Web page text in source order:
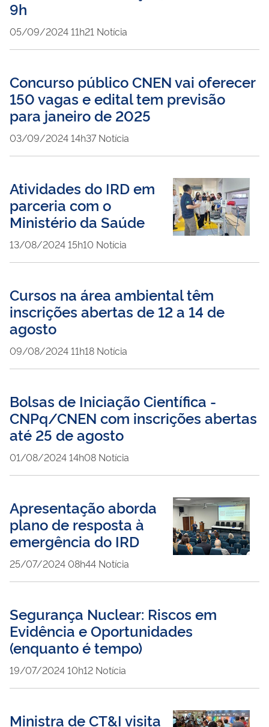
9h
publicado
05/09/202411h21 Notícia
Concurso público CNEN vai oferecer
150 vagas e edital tem previsão
para janeiro de 2025
publicado
03/09/202414h37 Notícia
Atividades do IRD em
parceria com o
Ministério da Saúde
publicado
13/08/202415h10 Notícia
Cursos na área ambiental têm
inscrições abertas de 12 a 14 de
agosto
publicado
09/08/202411h18 Notícia
Bolsas de Iniciação Científica -
CNPq/CNEN com inscrições abertas
até 25 de agosto
publicado
01/08/202414h08 Notícia
Apresentação aborda
plano de resposta à
emergência do IRD
publicado
25/07/202408h44 Notícia
Segurança Nuclear: Riscos em
Evidência e Oportunidades
(enquanto é tempo)
publicado
19/07/202410h12 Notícia
Ministra de CT&I visita